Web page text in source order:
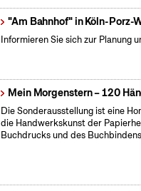
"Am Bahnhof" in Köln-Porz-
Informieren Sie sich zur Planung
Mein Morgenstern – 120
Die Sonderausstellung ist eine
die Handwerkskunst der
Buchdrucks und des